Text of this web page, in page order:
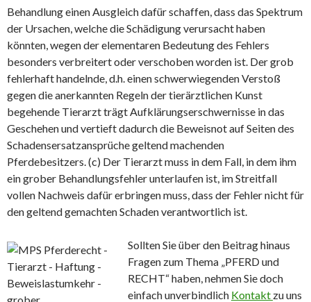
Behandlung einen Ausgleich dafür schaffen, dass das Spektrum
der Ursachen, welche die Schädigung verursacht haben
könnten, wegen der elementaren Bedeutung des Fehlers
besonders verbreitert oder verschoben worden ist. Der grob
fehlerhaft handelnde, d.h. einen schwerwiegenden Verstoß
gegen die anerkannten Regeln der tierärztlichen Kunst
begehende Tierarzt trägt Aufklärungserschwernisse in das
Geschehen und vertieft dadurch die Beweisnot auf Seiten des
Schadensersatzansprüche geltend machenden
Pferdebesitzers. (c) Der Tierarzt muss in dem Fall, in dem ihm
ein grober Behandlungsfehler unterlaufen ist, im Streitfall
vollen Nachweis dafür erbringen muss, dass der Fehler nicht für
den geltend gemachten Schaden verantwortlich ist.
Sollten Sie über den Beitrag hinaus
Fragen zum Thema „PFERD und
RECHT“ haben, nehmen Sie doch
einfach unverbindlich Kontakt zu uns